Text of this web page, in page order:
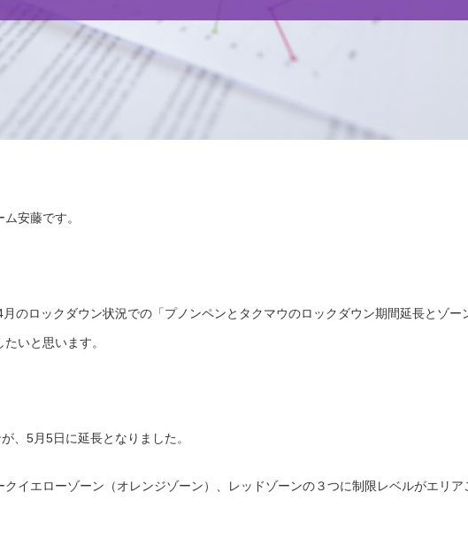
安藤です。
のロックダウン状況での「プノンペンとタクマウのロックダウン期間延長とゾー
いと思います。
、5月5日に延長となりました。
クイエローゾーン（オレンジゾーン）、レッドゾーンの３つに制限レベルがエリア